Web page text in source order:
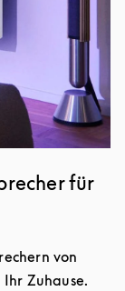
für
von
Zuhause.